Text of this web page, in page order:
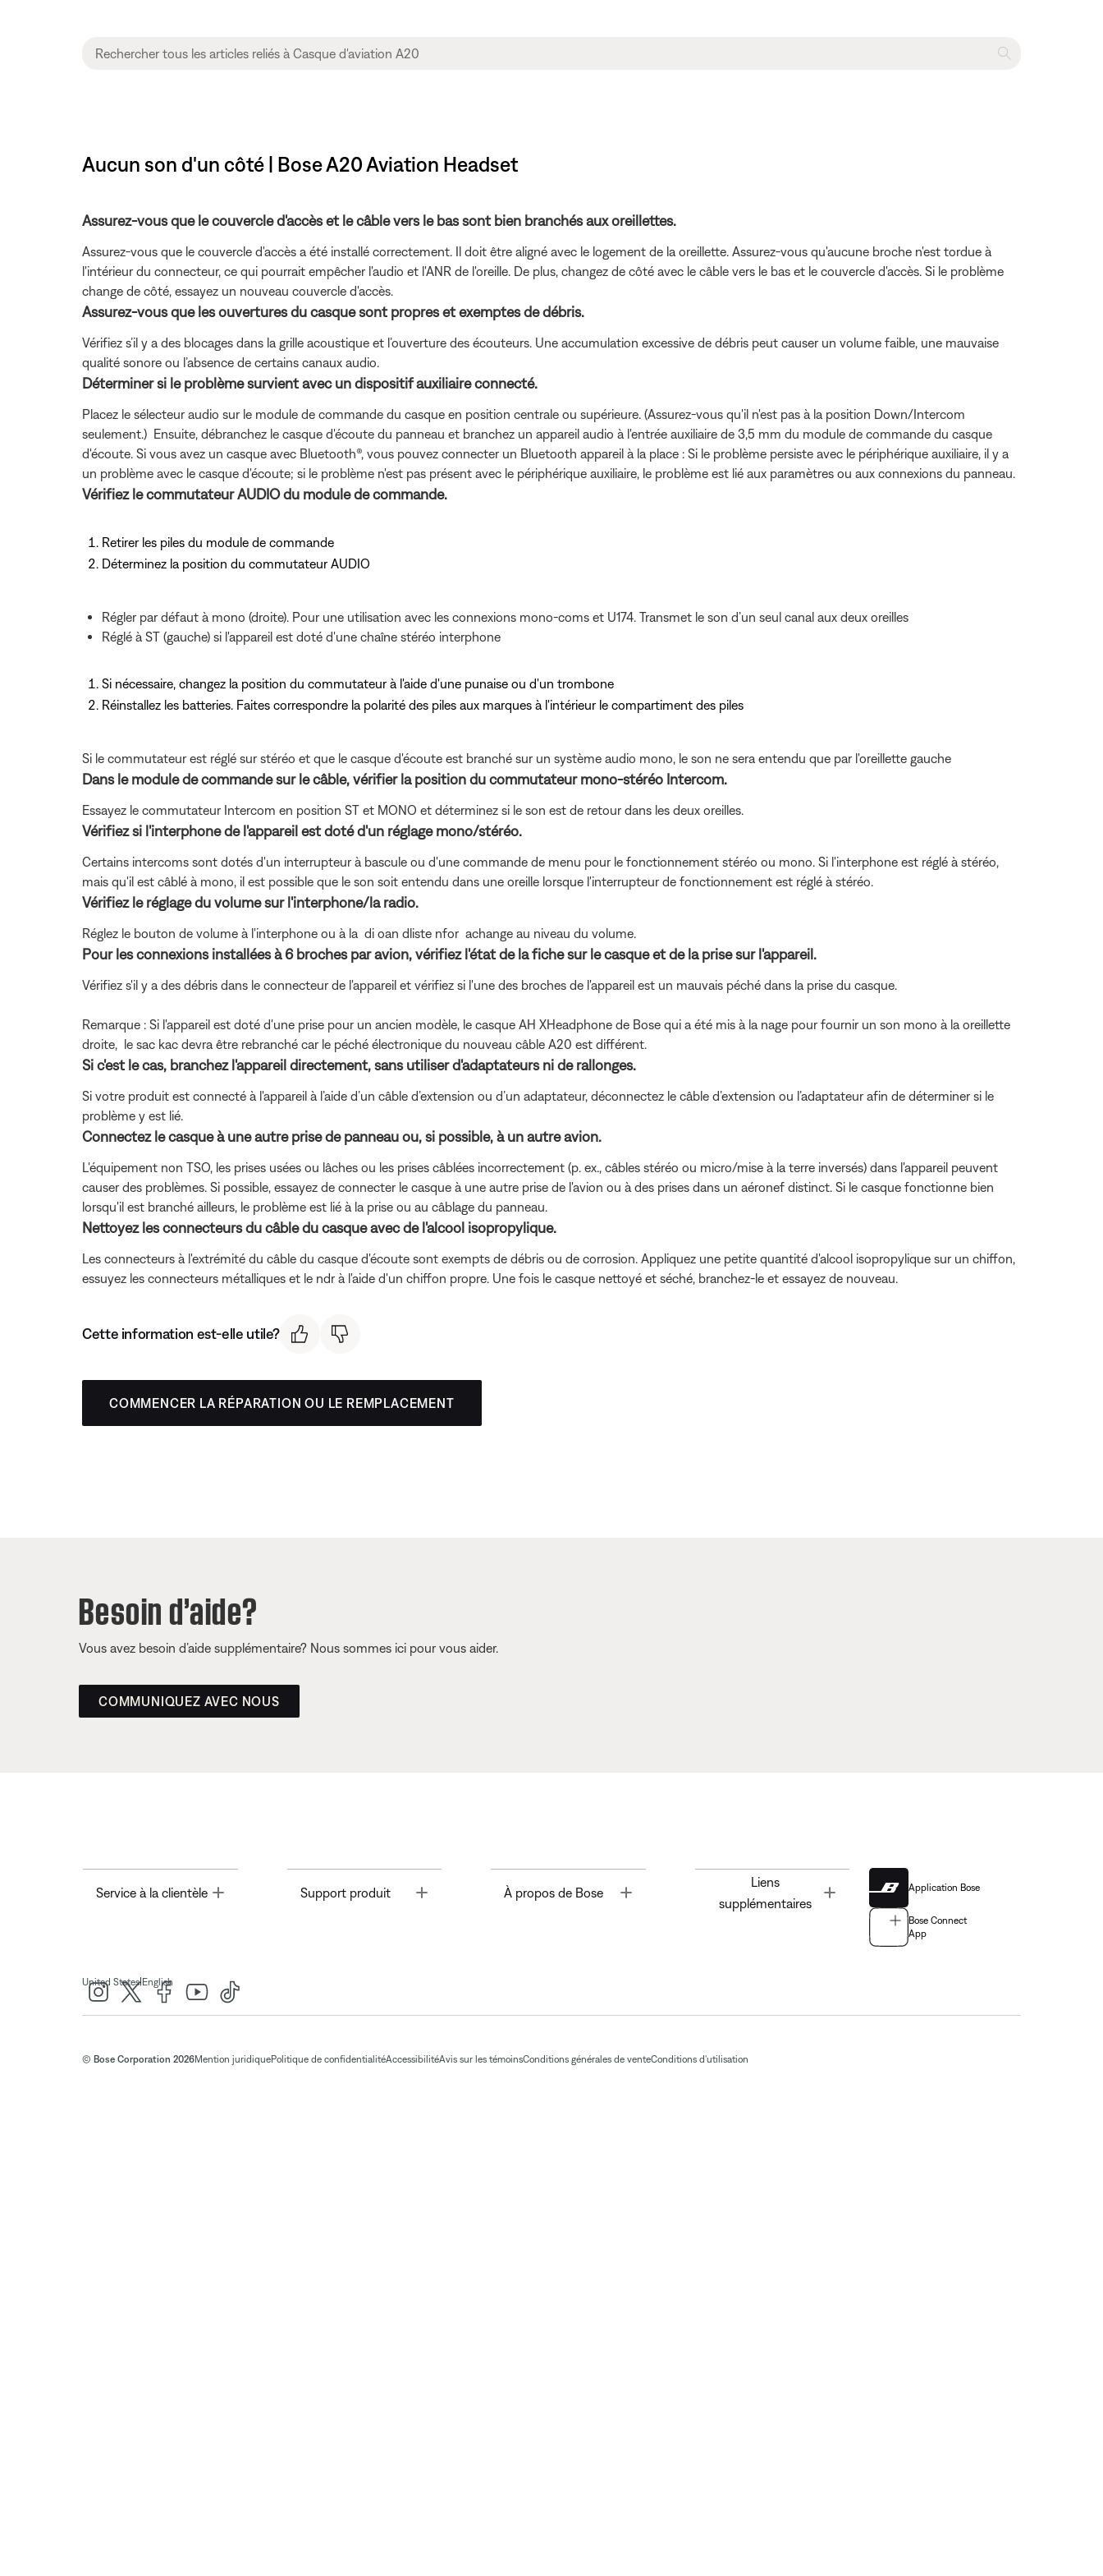
Aucun son d'un côté | Bose A20 Aviation Headset
Assurez-vous que le couvercle d'accès et le câble vers le bas sont bien branchés aux oreillettes.
Assurez-vous que le couvercle d'accès a été installé correctement. Il doit être aligné avec le logement de la oreillette. Assurez-vous qu'aucune broche n'est tordue à
l'intérieur du connecteur, ce qui pourrait empêcher l'audio et l'ANR de l'oreille. De plus, changez de côté avec le câble vers le bas et le couvercle d'accès. Si le problème
change de côté, essayez un nouveau couvercle d'accès.
Assurez-vous que les ouvertures du casque sont propres et exemptes de débris.
Vérifiez s’il y a des blocages dans la grille acoustique et l’ouverture des écouteurs. Une accumulation excessive de débris peut causer un volume faible, une mauvaise
qualité sonore ou l’absence de certains canaux audio.
Déterminer si le problème survient avec un dispositif auxiliaire connecté.
Placez le sélecteur audio sur le module de commande du casque en position centrale ou supérieure. (Assurez-vous qu'il n'est pas à la position Down/Intercom
seulement.) Ensuite, débranchez le casque d'écoute du panneau et branchez un appareil audio à l'entrée auxiliaire de 3,5 mm du module de commande du casque
d'écoute. Si vous avez un casque avec Bluetooth®, vous pouvez connecter un Bluetooth appareil à la place : Si le problème persiste avec le périphérique auxiliaire, il y a
un problème avec le casque d'écoute; si le problème n'est pas présent avec le périphérique auxiliaire, le problème est lié aux paramètres ou aux connexions du panneau.
Vérifiez le commutateur AUDIO du module de commande.
Retirer les piles du module de commande
Déterminez la position du commutateur AUDIO
Régler par défaut à mono (droite). Pour une utilisation avec les connexions mono-coms et U174. Transmet le son d’un seul canal aux deux oreilles
Réglé à ST (gauche) si l'appareil est doté d'une chaîne stéréo interphone
Si nécessaire, changez la position du commutateur à l'aide d'une punaise ou d'un trombone
Réinstallez les batteries. Faites correspondre la polarité des piles aux marques à l'intérieur le compartiment des piles
Si le commutateur est réglé sur stéréo et que le casque d'écoute est branché sur un système audio mono, le son ne sera entendu que par l'oreillette gauche
Dans le module de commande sur le câble, vérifier la position du commutateur mono-stéréo Intercom.
Essayez le commutateur Intercom en position ST et MONO et déterminez si le son est de retour dans les deux oreilles.
Vérifiez si l'interphone de l'appareil est doté d'un réglage mono/stéréo.
Certains intercoms sont dotés d'un interrupteur à bascule ou d'une commande de menu pour le fonctionnement stéréo ou mono. Si l'interphone est réglé à stéréo,
mais qu'il est câblé à mono, il est possible que le son soit entendu dans une oreille lorsque l'interrupteur de fonctionnement est réglé à stéréo.
Vérifiez le réglage du volume sur l'interphone/la radio.
Réglez le bouton de volume à l'interphone ou à la di oan dliste nfor achange au niveau du volume.
Pour les connexions installées à 6 broches par avion, vérifiez l'état de la fiche sur le casque et de la prise sur l'appareil.
Vérifiez s'il y a des débris dans le connecteur de l'appareil et vérifiez si l'une des broches de l'appareil est un mauvais péché dans la prise du casque.
Remarque : Si l'appareil est doté d'une prise pour un ancien modèle, le casque AH XHeadphone de Bose qui a été mis à la nage pour fournir un son mono à la oreillette
droite, le sac kac devra être rebranché car le péché électronique du nouveau câble A20 est différent.
Si c'est le cas, branchez l'appareil directement, sans utiliser d'adaptateurs ni de rallonges.
Si votre produit est connecté à l'appareil à l’aide d’un câble d’extension ou d’un adaptateur, déconnectez le câble d’extension ou l’adaptateur afin de déterminer si le
problème y est lié.
Connectez le casque à une autre prise de panneau ou, si possible, à un autre avion.
L'équipement non TSO, les prises usées ou lâches ou les prises câblées incorrectement (p. ex., câbles stéréo ou micro/mise à la terre inversés) dans l'appareil peuvent
causer des problèmes. Si possible, essayez de connecter le casque à une autre prise de l'avion ou à des prises dans un aéronef distinct. Si le casque fonctionne bien
lorsqu'il est branché ailleurs, le problème est lié à la prise ou au câblage du panneau.
Nettoyez les connecteurs du câble du casque avec de l'alcool isopropylique.
Les connecteurs à l'extrémité du câble du casque d'écoute sont exempts de débris ou de corrosion. Appliquez une petite quantité d'alcool isopropylique sur un chiffon,
essuyez les connecteurs métalliques et le ndr à l'aide d'un chiffon propre. Une fois le casque nettoyé et séché, branchez-le et essayez de nouveau.
Cette information est-elle utile?
COMMENCER LA RÉPARATION OU LE REMPLACEMENT
Besoin d’aide?
Vous avez besoin d’aide supplémentaire? Nous sommes ici pour vous aider.
COMMUNIQUEZ AVEC NOUS
Service à la clientèle Toggle Support produit À propos de Bose Toggle
Liens
supplémentaires
Application Bose
Bose Connect
App
United States| English
© Bose Corporation 2026Mention juridiquePolitique de confidentialitéAccessibilitéAvis sur les témoinsConditions générales de venteConditions d'utilisation